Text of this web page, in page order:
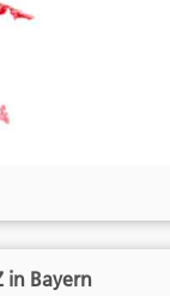
in Bayern